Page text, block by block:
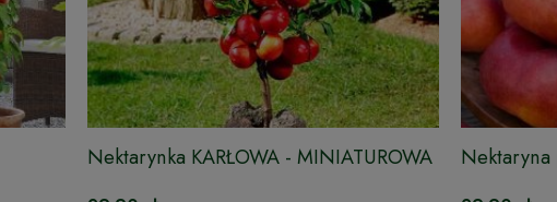
Nektarynka KARŁOWA - MINIATUROWA Nektaryna